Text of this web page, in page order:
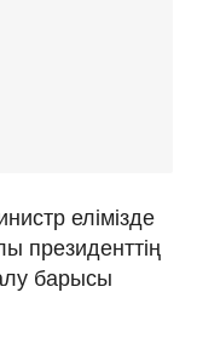
елімізде
президенттің
барысы